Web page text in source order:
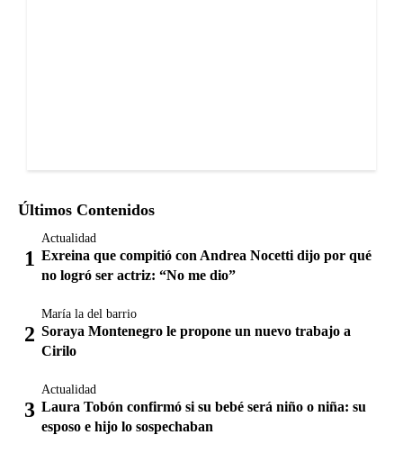
Últimos Contenidos
Actualidad
Exreina que compitió con Andrea Nocetti dijo por qué
no logró ser actriz: “No me dio”
María la del barrio
Soraya Montenegro le propone un nuevo trabajo a
Cirilo
Actualidad
Laura Tobón confirmó si su bebé será niño o niña: su
esposo e hijo lo sospechaban